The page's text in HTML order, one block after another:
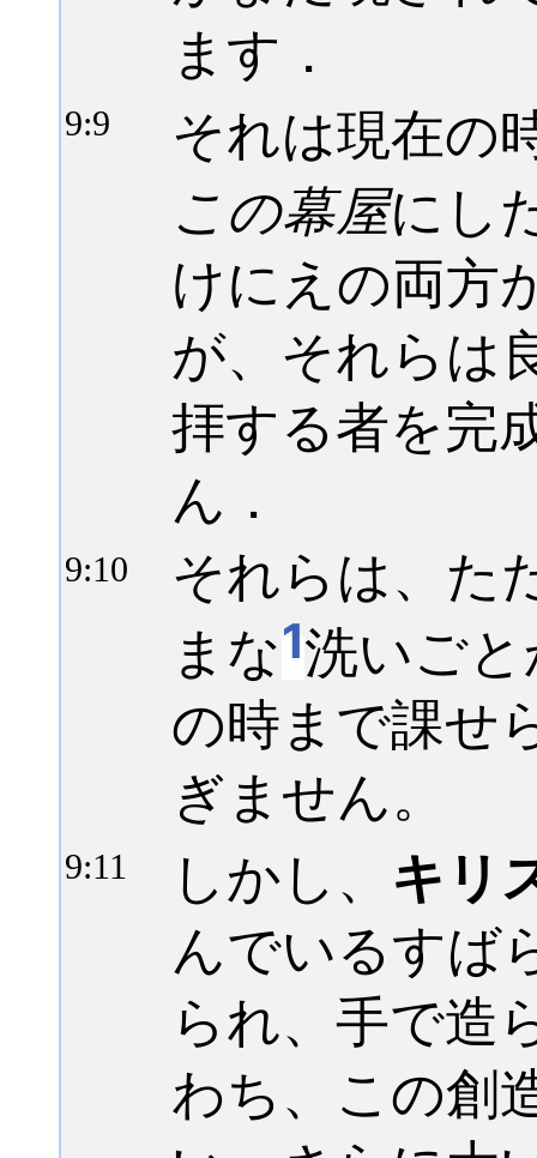
ます．
9:9
それは現在の
この幕屋にし
けにえの両方
が、それらは
拝する者を完
ん．
9:10
それらは、た
まな1洗いご
の時まで課せ
ぎません。
9:11 しかし、 キリ
んでいるすば
られ、手で造
わち、この創